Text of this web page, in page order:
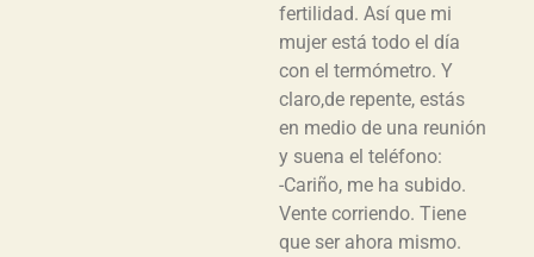
fertilidad. Así que mi
mujer está todo el día
con el termómetro. Y
claro,de repente, estás
en medio de una reunión
y suena el teléfono:
-Cariño, me ha subido.
Vente corriendo. Tiene
que ser ahora mismo.